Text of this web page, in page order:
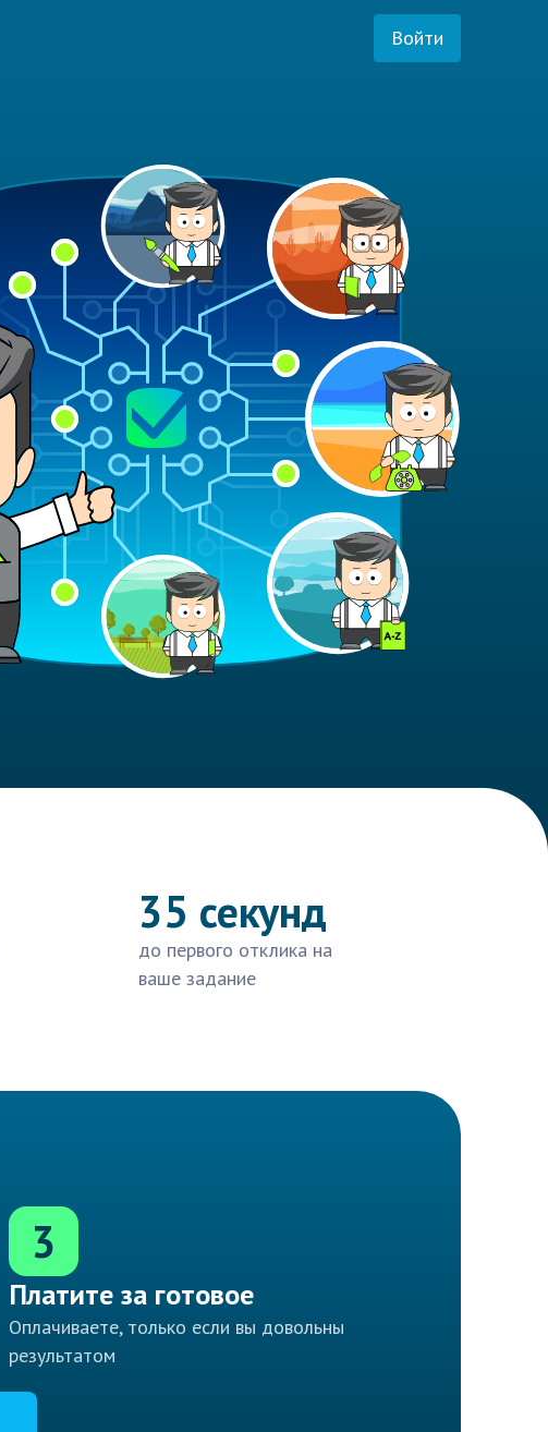
Войти
35 секунд
до первого отклика на
ваше задание
3
Платите за готовое
Оплачиваете, только если вы довольны
результатом